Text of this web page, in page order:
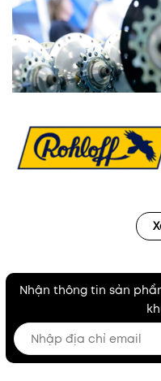
Nhận thông tin sản